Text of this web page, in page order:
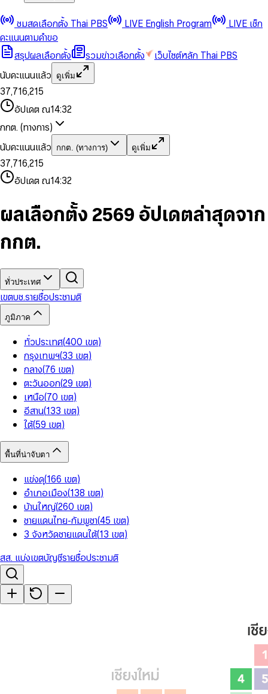
ชมสดเลือกตั้ง Thai PBS LIVE English Program
LIVE เช็ก
คะแนนตามคำขอ
สรุปผลเลือกตั้ง
รวมข่าวเลือกตั้ง
เว็บไซต์หลัก Thai PBS
นับคะแนนแล้ว
ดูเพิ่ม
0
1
2
3
4
5
6
8
9
0
1
2
3
4
5
6
7
8
9
,
0
1
2
4
6
7
8
9
0
1
2
3
4
5
6
7
8
9
0
1
3
5
6
7
8
9
,
1
2
4
5
7
8
9
0
1
3
4
6
7
8
9
0
2
3
4
5
7
8
อัปเดต ณ14:32
กกต. (ทางการ)
นับคะแนนแล้ว
กกต. (ทางการ) ดูเพิ่ม
0
1
2
3
4
5
7
8
0
1
2
4
5
6
7
8
9
,
0
1
2
4
6
7
8
9
0
1
2
3
5
6
8
9
0
1
3
5
6
7
8
,
1
2
4
6
7
9
0
1
3
5
6
8
9
0
2
3
4
5
7
9
อัปเดต ณ14:32
ผลเลือกตั้ง 2569 อัปเดตล่าสุดจาก
กกต.
ทั่วประเทศ
เขตบช.รายชื่อประชามติ
ภูมิภาค
ทั่วประเทศ(400 เขต)
กรุงเทพฯ(33 เขต)
กลาง(76 เขต)
ตะวันออก(29 เขต)
เหนือ(70 เขต)
อีสาน(133 เขต)
ใต้(59 เขต)
พื้นที่น่าจับตา
แข่งดุ(166 เขต)
อำเภอเมือง(138 เขต)
บ้านใหญ่(260 เขต)
ชายแดนไทย-กัมพูชา(45 เขต)
3 จังหวัดชายแดนใต้(13 เขต)
สส. แบ่งเขตบัญชีรายชื่อประชามติ